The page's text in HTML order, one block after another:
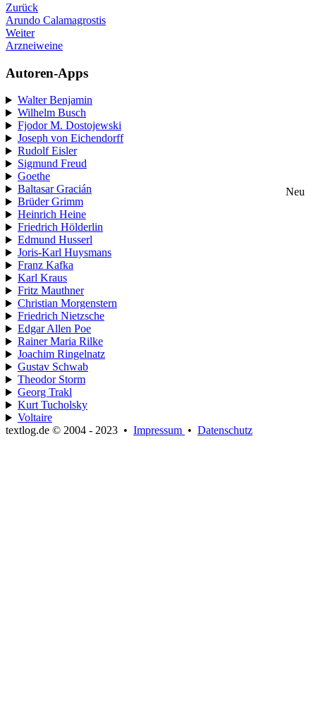
Zurück
Arundo Calamagrostis
Weiter
Arzneiweine
Autoren-Apps
Walter Benjamin
Wilhelm Busch
Fjodor M. Dostojewski
Joseph von Eichendorff
Rudolf Eisler
Sigmund Freud
Goethe
Baltasar Gracián
Neu
Brüder Grimm
Heinrich Heine
Friedrich Hölderlin
Edmund Husserl
Joris-Karl Huysmans
Franz Kafka
Karl Kraus
Fritz Mauthner
Christian Morgenstern
Friedrich Nietzsche
Edgar Allen Poe
Rainer Maria Rilke
Joachim Ringelnatz
Gustav Schwab
Theodor Storm
Georg Trakl
Kurt Tucholsky
Voltaire
textlog.de © 2004 - 2023 • Impressum • Datenschutz